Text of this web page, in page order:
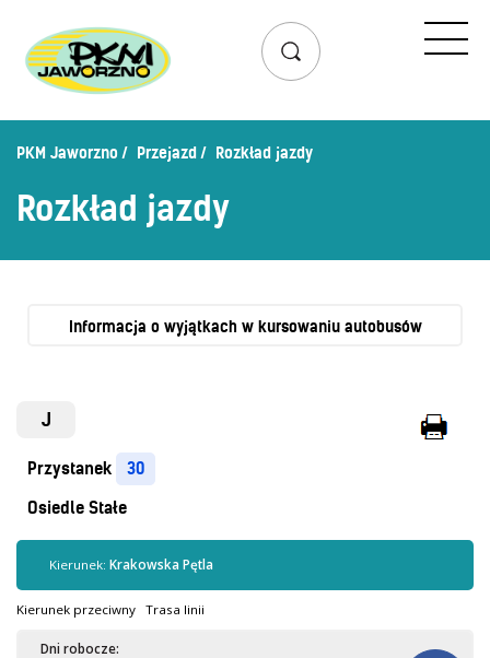
Przejazd
Lista przystanków
Zaplanuj podróż – wyszukiwarka połączeń
Mapa przystanków i połączeń
Schemat linii nocnych
Bilety
Sprzedaż biletów u kierowców
Jaworznicka Karta Miejska
Open Payment System
PKM Jaworzno Przejazd Rozkład jazdy
Rozkład jazdy
Informacja o wyjątkach w kursowaniu autobusów
J
Przystanek 30
Osiedle Stałe
Kierunek: Krakowska Pętla
Kierunek przeciwny Trasa linii
Dni robocze: